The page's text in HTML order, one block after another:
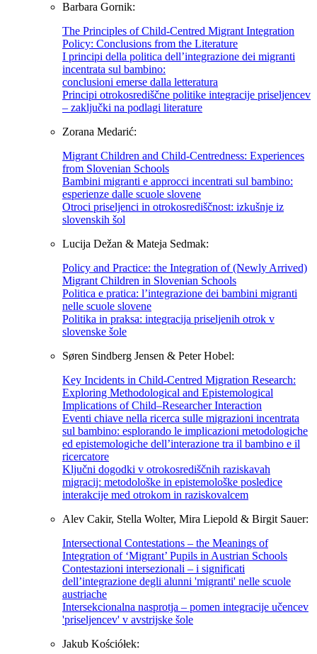
Barbara Gornik:
The Principles of Child-Centred Migrant Integration
Policy: Conclusions from the Literature
I principi della politica dell’integrazione dei migranti
incentrata sul bambino:
conclusioni emerse dalla letteratura
Principi otrokosrediščne politike integracije priseljencev
– zaključki na podlagi literature
Zorana Medarić:
Migrant Children and Child-Centredness: Experiences
from Slovenian Schools
Bambini migranti e approcci incentrati sul bambino:
esperienze dalle scuole slovene
Otroci priseljenci in otrokosrediščnost: izkušnje iz
slovenskih šol
Lucija Dežan & Mateja Sedmak:
Policy and Practice: the Integration of (Newly Arrived)
Migrant Children in Slovenian Schools
Politica e pratica: l’integrazione dei bambini migranti
nelle scuole slovene
Politika in praksa: integracija priseljenih otrok v
slovenske šole
Søren Sindberg Jensen & Peter Hobel:
Key Incidents in Child-Centred Migration Research:
Exploring Methodological and Epistemological
Implications of Child–Researcher Interaction
Eventi chiave nella ricerca sulle migrazioni incentrata
sul bambino: esplorando le implicazioni metodologiche
ed epistemologiche dell’interazione tra il bambino e il
ricercatore
Ključni dogodki v otrokosrediščnih raziskavah
migracij: metodološke in epistemološke posledice
interakcije med otrokom in raziskovalcem
Alev Cakir, Stella Wolter, Mira Liepold & Birgit Sauer:
Intersectional Contestations – the Meanings of
Integration of ‘Migrant’ Pupils in Austrian Schools
Contestazioni intersezionali – i significati
dell’integrazione degli alunni 'migranti' nelle scuole
austriache
Intersekcionalna nasprotja – pomen integracije učencev
'priseljencev' v avstrijske šole
Jakub Kościółek: